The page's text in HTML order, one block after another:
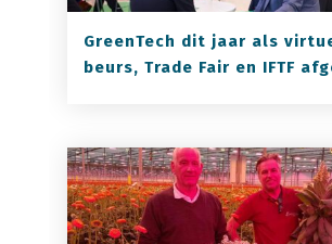
GreenTech dit jaar als
beurs, Trade Fair en IFTF